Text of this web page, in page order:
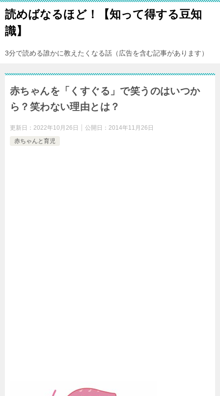
読めばなるほど！【知って得する豆知
識】
3分で読める誰かに教えたくなる話（広告を含む記事があります）
赤ちゃんを「くすぐる」で笑うのはいつか
ら？笑わない理由とは？
更新日： 2022年10月26日 公開日： 2014年11月26日
赤ちゃんと育児